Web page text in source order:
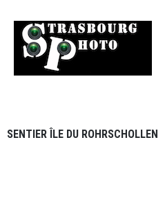
SENTIER ÎLE DU ROHRSCHOLLEN